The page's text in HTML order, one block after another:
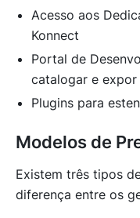
Acesso aos
Konnect
Portal de
catalogar e expor
Plugins para
Modelos de
Existem três tipos
diferença entre os